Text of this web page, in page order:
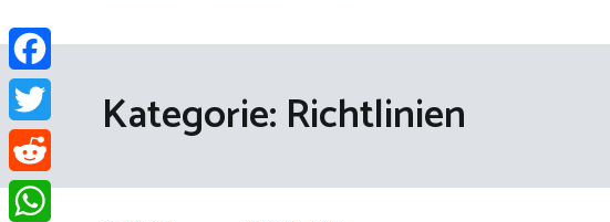
Kategorie: Richtlinien
Facebook
Twitter
Reddit